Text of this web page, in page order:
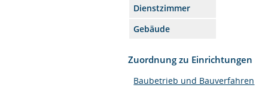
Dienstzimmer
Gebäude
Zuordnung zu Einrichtungen
Baubetrieb und Bauverfahren